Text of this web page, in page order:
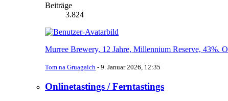
Beiträge
3.824
Murree Brewery, 12 Jahre, Millennium Reserve, 43%.
Tom na Gruagaich - 9. Januar 2026, 12:35
Onlinetastings / Ferntastings